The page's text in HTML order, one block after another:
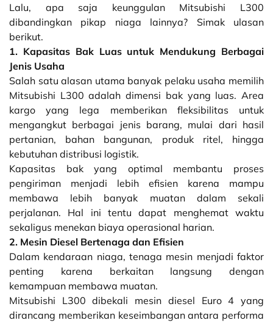
Lalu, apa saja keunggulan Mitsubishi L300
dibandingkan pikap niaga lainnya? Simak ulasan
berikut.
1. Kapasitas Bak Luas untuk Mendukung Berbagai
Jenis Usaha
Salah satu alasan utama banyak pelaku usaha memilih
Mitsubishi L300 adalah dimensi bak yang luas. Area
kargo yang lega memberikan fleksibilitas untuk
mengangkut berbagai jenis barang, mulai dari hasil
pertanian, bahan bangunan, produk ritel, hingga
kebutuhan distribusi logistik.
Kapasitas bak yang optimal membantu proses
pengiriman menjadi lebih efisien karena mampu
membawa lebih banyak muatan dalam sekali
perjalanan. Hal ini tentu dapat menghemat waktu
sekaligus menekan biaya operasional harian.
2. Mesin Diesel Bertenaga dan Efisien
Dalam kendaraan niaga, tenaga mesin menjadi faktor
penting karena berkaitan langsung dengan
kemampuan membawa muatan.
Mitsubishi L300 dibekali mesin diesel Euro 4 yang
dirancang memberikan keseimbangan antara performa